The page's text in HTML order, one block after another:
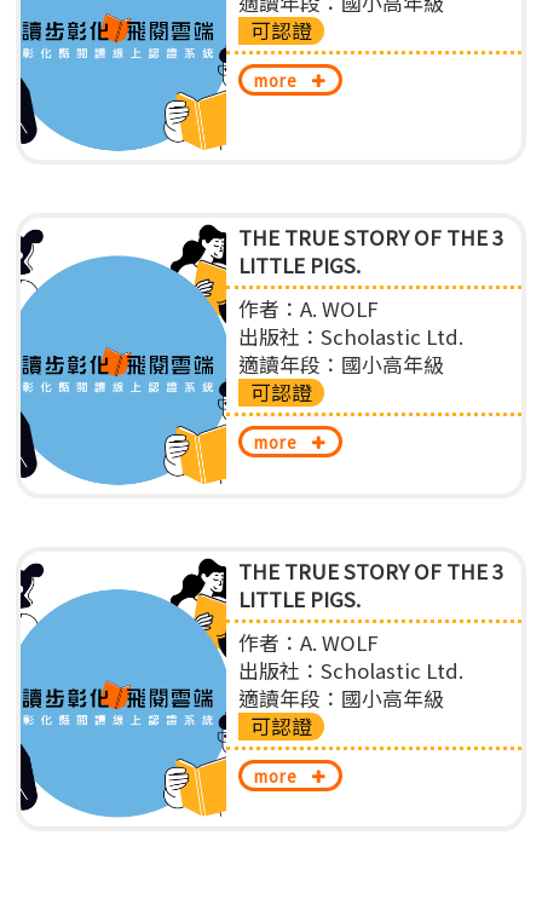
可認證
more
THE TRUE STORY OF THE 3
LITTLE PIGS.
作者：A. WOLF
出版社：Scholastic Ltd.
適讀年段：國小高年級
可認證
more
THE TRUE STORY OF THE 3
LITTLE PIGS.
作者：A. WOLF
出版社：Scholastic Ltd.
適讀年段：國小高年級
可認證
more